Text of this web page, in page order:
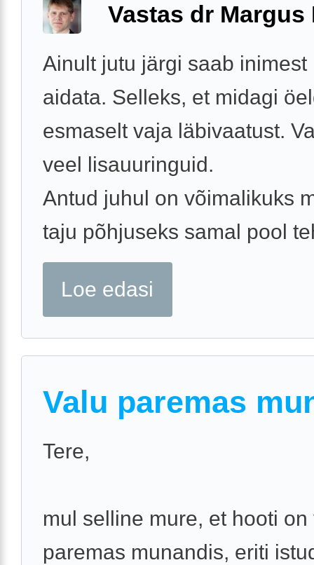
Vastas dr Margus
Ainult jutu järgi saab inimest
aidata. Selleks, et midagi
esmaselt vaja läbivaatust.
veel lisauuringuid.
Antud juhul on võimalikuks
taju põhjuseks samal pool
Loe edasi
Valu paremas
Tere,
mul selline mure, et hooti on
paremas munandis, eriti